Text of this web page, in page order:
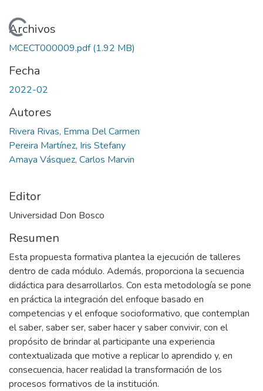
Cargando...
Archivos
MCECT000009.pdf(1.92 MB)
Fecha
2022-02
Autores
Rivera Rivas, Emma Del Carmen
Pereira Martínez, Iris Stefany
Amaya Vásquez, Carlos Marvin
Editor
Universidad Don Bosco
Resumen
Esta propuesta formativa plantea la ejecución de talleres
dentro de cada módulo. Además, proporciona la secuencia
didáctica para desarrollarlos. Con esta metodología se pone
en práctica la integración del enfoque basado en
competencias y el enfoque socioformativo, que contemplan
el saber, saber ser, saber hacer y saber convivir, con el
propósito de brindar al participante una experiencia
contextualizada que motive a replicar lo aprendido y, en
consecuencia, hacer realidad la transformación de los
procesos formativos de la institución.